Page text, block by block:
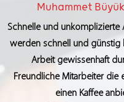
Muhammet
Schnelle und unkomplizierte
werden schnell und günstig
Arbeit gewissenhaft
Freundliche Mitarbeiter die
einen Kaffee